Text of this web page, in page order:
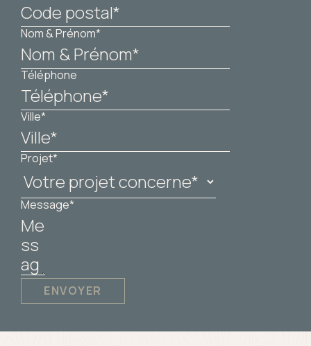
Nom & Prénom*
Téléphone
Ville*
Projet*
Message*
ENVOYER